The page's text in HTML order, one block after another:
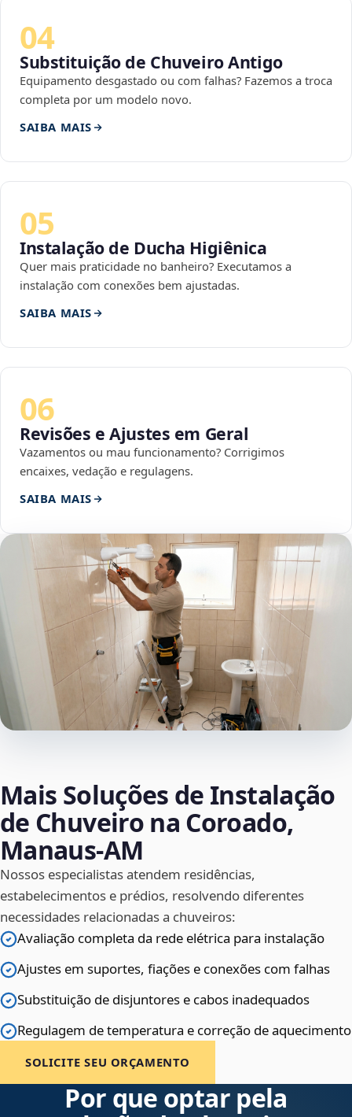
04
Substituição de Chuveiro Antigo
Equipamento desgastado ou com falhas? Fazemos a troca
completa por um modelo novo.
SAIBA MAIS
05
Instalação de Ducha Higiênica
Quer mais praticidade no banheiro? Executamos a
instalação com conexões bem ajustadas.
SAIBA MAIS
06
Revisões e Ajustes em Geral
Vazamentos ou mau funcionamento? Corrigimos
encaixes, vedação e regulagens.
SAIBA MAIS
Mais Soluções de Instalação
de Chuveiro na Coroado,
Manaus‑AM
Nossos especialistas atendem residências,
estabelecimentos e prédios, resolvendo diferentes
necessidades relacionadas a chuveiros:
Avaliação completa da rede elétrica para instalação
Ajustes em suportes, fiações e conexões com falhas
Substituição de disjuntores e cabos inadequados
Regulagem de temperatura e correção de aquecimento
SOLICITE SEU ORÇAMENTO
Por que optar pela